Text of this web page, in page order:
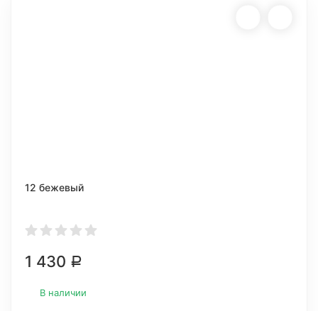
12 бежевый
1 430 Р
В наличии